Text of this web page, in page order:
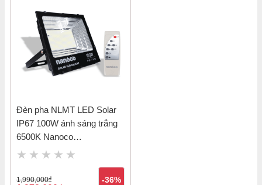
Đèn pha NLMT LED Solar
IP67 100W ánh sáng trắng
6500K Nanoco
NLFS100625
1,990,000đ -36%